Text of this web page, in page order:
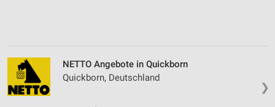
❯
NETTO Angebote in Quickborn
Quickborn, Deutschland